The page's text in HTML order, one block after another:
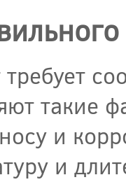
такие
и
и